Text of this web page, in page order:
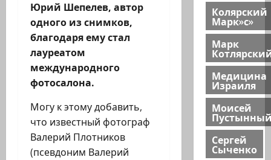
Юрий Шепелев, автор
одного из снимков,
благодаря ему стал
лауреатом
международного
фотосалона.
Могу к этому добавить,
что известный фотограф
Валерий Плотников
(псевдоним Валерий
Колярский
Марк»с»
Марк
Медицина
Израиля
Моисей
Сергей
Сыченко